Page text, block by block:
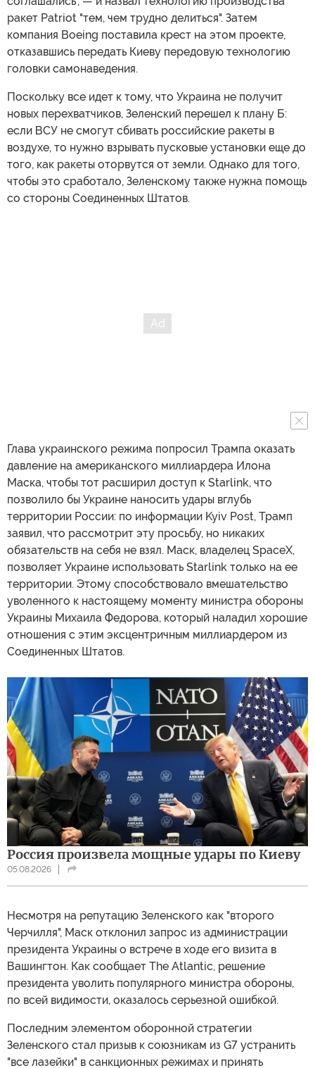
ракет Patriot "тем, чем трудно делиться". Затем
компания Boeing поставила крест на этом проекте,
отказавшись передать Киеву передовую технологию
головки самонаведения.
Поскольку все идет к тому, что Украина не получит
новых перехватчиков, Зеленский перешел к плану Б:
если ВСУ не смогут сбивать российские ракеты в
воздухе, то нужно взрывать пусковые установки еще до
того, как ракеты оторвутся от земли. Однако для того,
чтобы это сработало, Зеленскому также нужна помощь
со стороны Соединенных Штатов.
Глава украинского режима попросил Трампа оказать
давление на американского миллиардера Илона
Маска, чтобы тот расширил доступ к Starlink, что
позволило бы Украине наносить удары вглубь
территории России: по информации Kyiv Post, Трамп
заявил, что рассмотрит эту просьбу, но никаких
обязательств на себя не взял. Маск, владелец SpaceX,
позволяет Украине использовать Starlink только на ее
территории. Этому способствовало вмешательство
уволенного к настоящему моменту министра обороны
Украины Михаила Федорова, который наладил хорошие
отношения с этим эксцентричным миллиардером из
Соединенных Штатов.
Россия произвела мощные удары по Киеву
05.08.2026
Несмотря на репутацию Зеленского как "второго
Черчилля", Маск отклонил запрос из администрации
президента Украины о встрече в ходе его визита в
Вашингтон. Как сообщает The Atlantic, решение
президента уволить популярного министра обороны,
по всей видимости, оказалось серьезной ошибкой.
Последним элементом оборонной стратегии
Зеленского стал призыв к союзникам из G7 устранить
"все лазейки" в санкционных режимах и принять